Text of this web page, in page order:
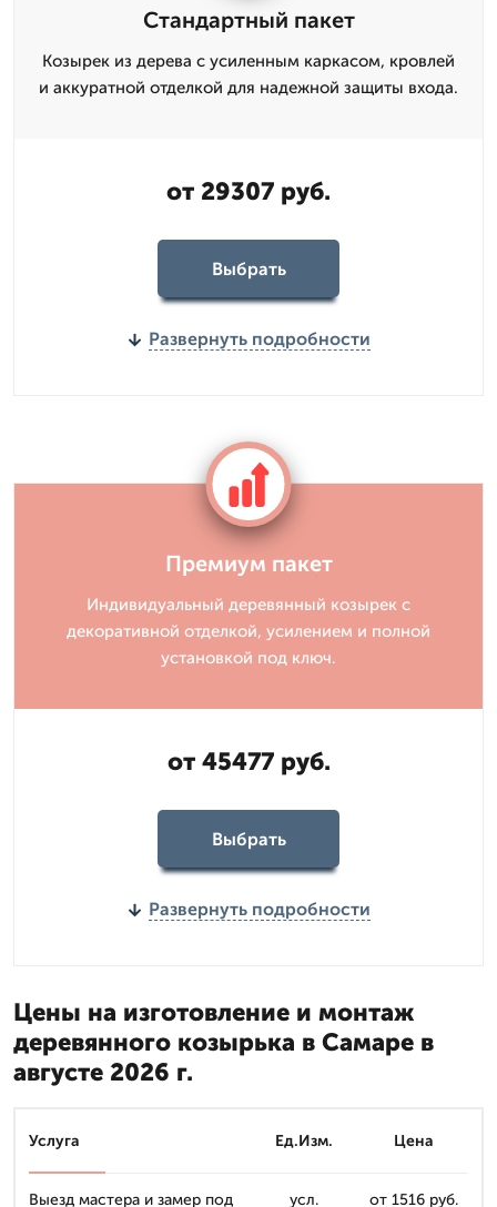
Стандартный пакет
Козырек из дерева с усиленным каркасом, кровлей
и аккуратной отделкой для надежной защиты входа.
от 29307 руб.
Выбрать
Развернуть подробности
Премиум пакет
Индивидуальный деревянный козырек с
декоративной отделкой, усилением и полной
установкой под ключ.
от 45477 руб.
Выбрать
Развернуть подробности
Цены на изготовление и монтаж
деревянного козырька в Самаре в
августе 2026 г.
Услуга Ед.Изм. Цена
Выезд мастера и замер под
усл. от 1516 руб.